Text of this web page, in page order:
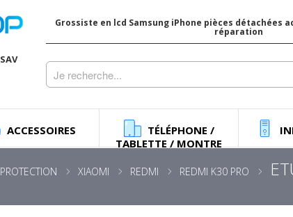
SAV
Grossiste en lcd Samsung iPhone pièces détachées
réparation
ACCESSOIRES
TÉLÉPHONE /
TABLETTE / MONTRE
PROTECTION XIAOMI REDMI REDMI K30 PRO